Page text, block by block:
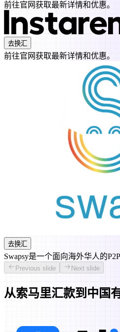
前往官网获取最新详情和优惠。
去换汇
前往官网获取最新详情和优惠。
去换汇
Swapsy是一个面向海外华人的
Previous slide Next slide
从索马里汇款到 中国